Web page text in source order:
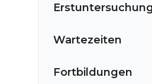
Wartezeiten
Fortbildungen